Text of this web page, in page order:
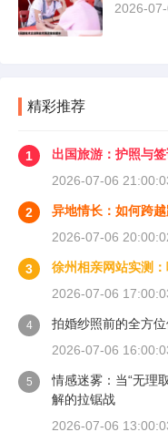
2026-
精彩推荐
1
出国旅游：护照与
2026-07-06
2
异地情长：如何跨
2026-07-06
3
徐州相亲网站实测
2026-07-06
4
拍婚纱照前的全方
2026-07-06
5
情感迷雾：当“无理
解的拉锯战
2026-07-06